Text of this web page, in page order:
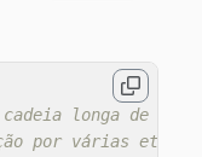
longa de
por várias